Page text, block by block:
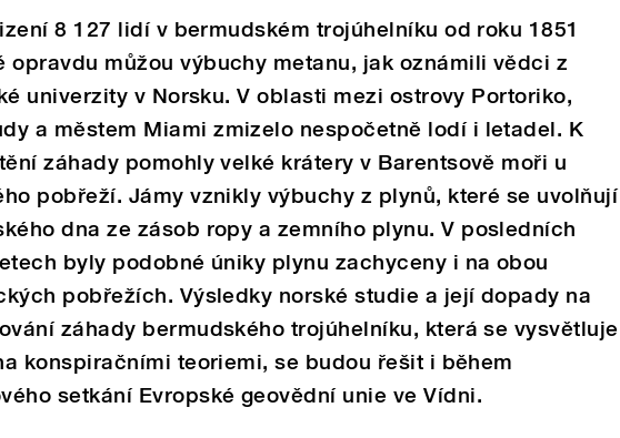
8 127 lidí v bermudském trojúhelníku od roku 1851
opravdu můžou výbuchy metanu, jak oznámili vědci z
univerzity v Norsku. V oblasti mezi ostrovy Portoriko,
a městem Miami zmizelo nespočetně lodí i letadel. K
záhady pomohly velké krátery v Barentsově moři u
pobřeží. Jámy vznikly výbuchy z plynů, které se uvolňují
dna ze zásob ropy a zemního plynu. V posledních
byly podobné úniky plynu zachyceny i na obou
pobřežích. Výsledky norské studie a její dopady na
záhady bermudského trojúhelníku, která se vysvětluje
konspiračními teoriemi, se budou řešit i během
setkání Evropské geovědní unie ve Vídni.